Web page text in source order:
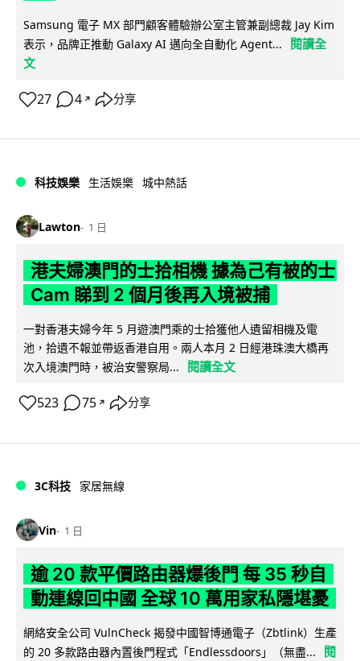
Samsung 電子 MX 部門顧客體驗辦公室主管兼副總裁 Jay Kim
表示，品牌正推動 Galaxy AI 邁向全自動化 Agent...
閱讀全
文
27 4 ↗ 分享
科技娛樂 生活娛樂 城中熱話
Lawton 1 日
港夫婦澳門的士拾相機 據為己有被的士
Cam 睇到 2 個月後再入境被捕
一對香港夫婦今年 5 月遊澳門乘的士拾獲他人遺留相機及電
池，拾遺不報並帶返香港自用。兩人本月 2 日經港珠澳大橋再
次入境澳門時，被治安警察局...
閱讀全文
523 75 ↗ 分享
3C科技 家居無線
Vin 1 日
逾 20 款平價路由器爆後門 每 35 秒自
動連線回中國 全球 10 萬用家私隱堪憂
網絡安全公司 VulnCheck 揭發中國智博通電子（Zbtlink）生產
的 20 多款路由器內置後門程式「Endlessdoors」（無盡...
閱